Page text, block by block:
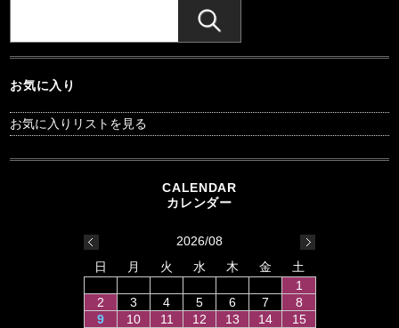
お気に入り
お気に入りリストを見る
2026/08
日
月 火 水 木 金
土
1
2
3 4 5 6 7
8
9
10 11 12 13 14
15